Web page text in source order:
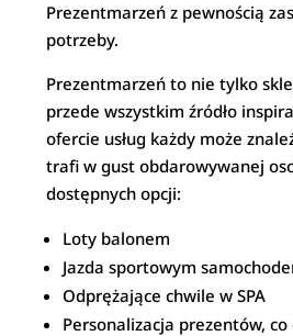
Prezentmarzeń z pewnością
potrzeby.
Prezentmarzeń to nie tylko
przede wszystkim źródło
ofercie usług każdy może
trafi w gust obdarowywanej
dostępnych opcji:
Loty balonem
Jazda sportowym
Odprężające chwile w SPA
Personalizacja prezentów, co